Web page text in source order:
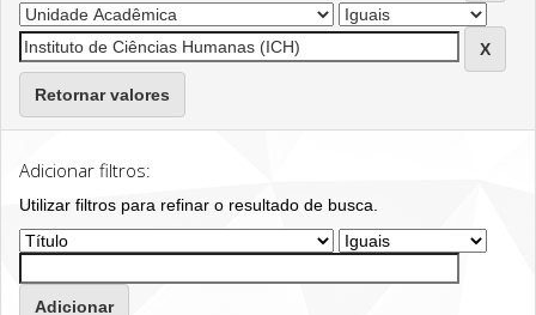
Retornar valores
Adicionar filtros:
Utilizar filtros para refinar o resultado de busca.